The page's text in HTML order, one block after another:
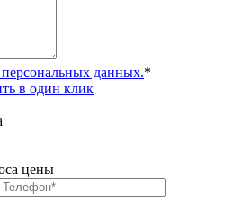
персональных данных.*
в один клик
цены